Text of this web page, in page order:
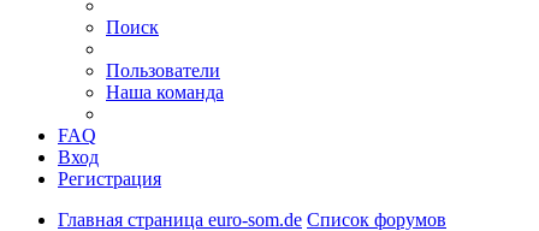
Поиск
Пользователи
Наша команда
FAQ
Вход
Регистрация
Главная страница euro-som.de Список форумов